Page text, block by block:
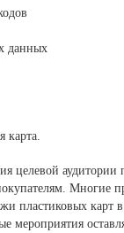
данных
карта.
целевой
Многие
пластиковых карт
мероприятия